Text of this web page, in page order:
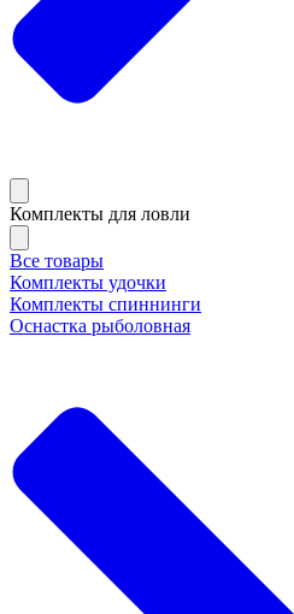
Комплекты для ловли
Все товары
Комплекты удочки
Комплекты спиннинги
Оснастка рыболовная